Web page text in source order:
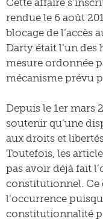
Cette affaire
rendue le 6 août
blocage de l’accès
Darty était l’un
mesure ordonnée
mécanisme prévu
Depuis le 1er mars
soutenir qu’une
aux droits et
Toutefois, les
pas avoir déjà fait
constitutionnel. Ce
l’occurrence
constitutionnalité